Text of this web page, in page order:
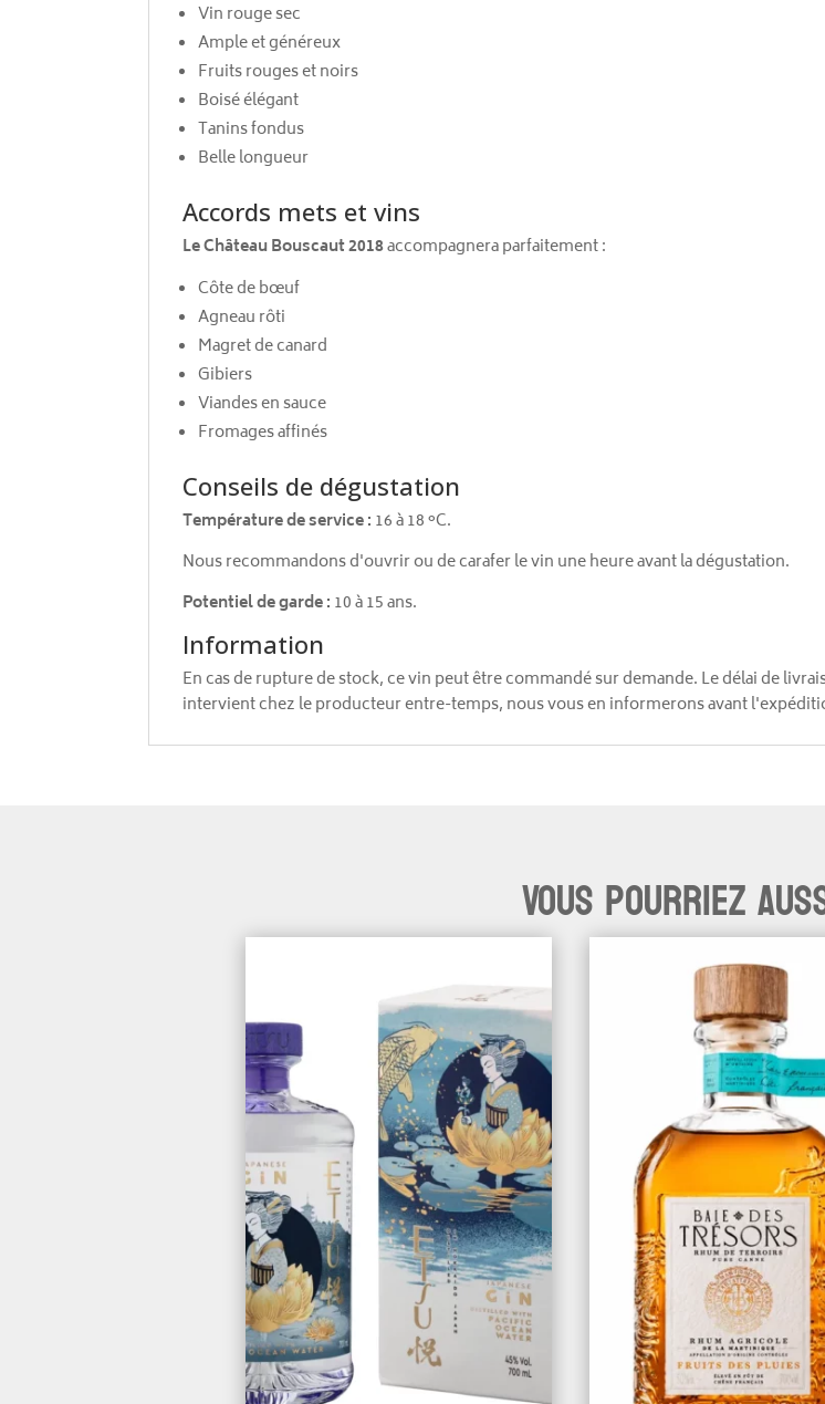
Vin rouge sec
Ample et généreux
Fruits rouges et noirs
Boisé élégant
Tanins fondus
Belle longueur
Accords mets et vins
Le Château Bouscaut 2018accompagnera parfaitement :
Côte de bœuf
Agneau rôti
Magret de canard
Gibiers
Viandes en sauce
Fromages affinés
Conseils de dégustation
Température de service : 16 à 18 °C.
Nous recommandons d'ouvrir ou de carafer le vin une heure avant la dégustation.
Potentiel de garde : 10 à 15 ans.
Information
En cas de rupture de stock, ce vin peut être commandé sur demande. Le délai de
intervient chez le producteur entre-temps, nous vous en informerons avant
Vous pourriez